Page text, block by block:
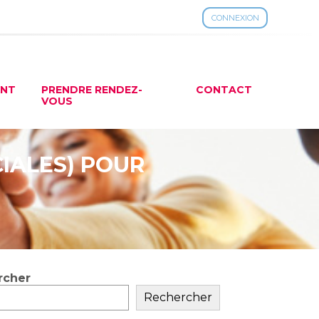
CONNEXION
PRENDRE RENDEZ-
VOUS
CONTACT
POUR
Rechercher